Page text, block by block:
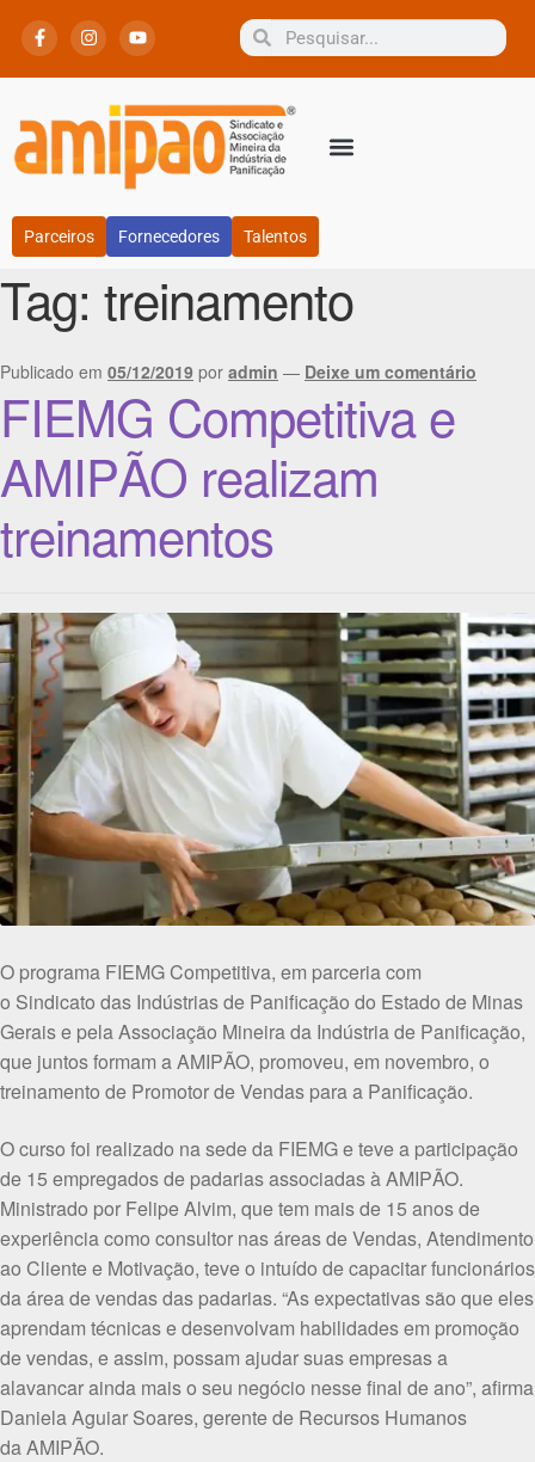
Parceiros Fornecedores Talentos
Tag: treinamento
Publicado em 05/12/2019 por admin — Deixe um comentário
FIEMG Competitiva e
AMIPÃO realizam
treinamentos
O programa FIEMG Competitiva, em parceria com
o Sindicato das Indústrias de Panificação do Estado de Minas
Gerais e pela Associação Mineira da Indústria de Panificação,
que juntos formam a AMIPÃO, promoveu, em novembro, o
treinamento de Promotor de Vendas para a Panificação.
O curso foi realizado na sede da FIEMG e teve a participação
de 15 empregados de padarias associadas à AMIPÃO.
Ministrado por Felipe Alvim, que tem mais de 15 anos de
experiência como consultor nas áreas de Vendas, Atendimento
ao Cliente e Motivação, teve o intuído de capacitar funcionários
da área de vendas das padarias. “As expectativas são que eles
aprendam técnicas e desenvolvam habilidades em promoção
de vendas, e assim, possam ajudar suas empresas a
alavancar ainda mais o seu negócio nesse final de ano”, afirma
Daniela Aguiar Soares, gerente de Recursos Humanos
da AMIPÃO.